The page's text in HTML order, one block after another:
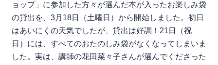
ョップ」に参加した方々が選んだ本が入ったお楽しみ袋
の貸出を、3月18日（土曜日）から開始しました。初日
はあいにくの天気でしたが、貸出は好調！21日（祝
日）には、すべてのおたのしみ袋がなくなってしまいま
した。実は、講師の花田菜々子さんが選んでくださった